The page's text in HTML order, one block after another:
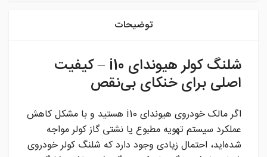
توضیحات
شلنگ کولر هیوندای i10 – کیفیت
اصلی برای خنکای بی‌نقص
اگر مالک خودروی هیوندای i10 هستید و با مشکل کاهش
عملکرد سیستم تهویه مطبوع یا نشتی گاز کولر مواجه
شده‌اید، احتمال زیادی وجود دارد که شلنگ کولر خودروی